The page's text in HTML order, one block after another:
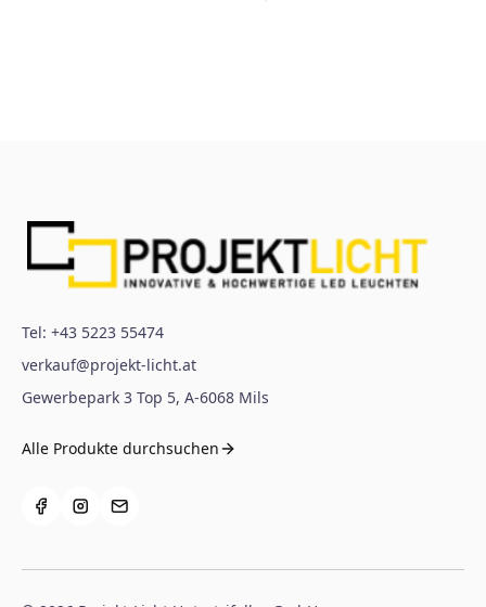
Tel: +43 5223 55474
verkauf@projekt-licht.at
Gewerbepark 3 Top 5, A-6068 Mils
Alle Produkte durchsuchen